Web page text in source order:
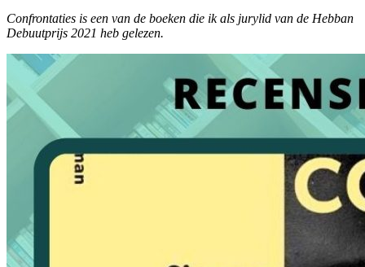
Confrontaties is een van de boeken die ik als jurylid van de Hebban
Debuutprijs 2021 heb gelezen.